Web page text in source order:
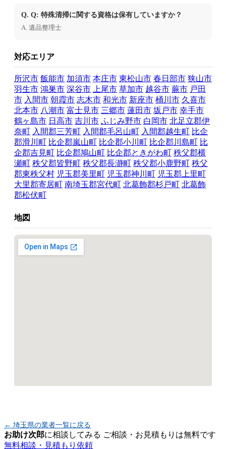
Q. Q: 特殊清掃に関する資格は保有していますか？
A. 遺品整理士
対応エリア
所沢市 飯能市 加須市 本庄市 東松山市 春日部市 狭山市
羽生市 鴻巣市 深谷市 上尾市 草加市 越谷市 蕨市 戸田
市 入間市 朝霞市 志木市 和光市 新座市 桶川市 久喜市
北本市 八潮市 富士見市 三郷市 蓮田市 坂戸市 幸手市
鶴ヶ島市 日高市 吉川市 ふじみ野市 白岡市 北足立郡伊
奈町 入間郡三芳町 入間郡毛呂山町 入間郡越生町 比企
郡滑川町 比企郡嵐山町 比企郡小川町 比企郡川島町 比
企郡吉見町 比企郡鳩山町 比企郡ときがわ町 秩父郡横
瀬町 秩父郡皆野町 秩父郡長瀞町 秩父郡小鹿野町 秩父
郡東秩父村 児玉郡美里町 児玉郡神川町 児玉郡上里町
大里郡寄居町 南埼玉郡宮代町 北葛飾郡杉戸町 北葛飾
郡松伏町
地図
← 埼玉県の業者一覧に戻る
お助け次郎に相談してみる ご相談・お見積もりは無料です
無料相談・見積もり依頼